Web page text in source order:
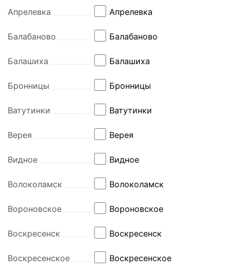
Апрелевка Апрелевка
Балабаново Балабаново
Балашиха Балашиха
Бронницы Бронницы
Ватутинки Ватутинки
Верея Верея
Видное Видное
Волоколамск Волоколамск
Вороновское Вороновское
Воскресенск Воскресенск
Воскресенское Воскресенское